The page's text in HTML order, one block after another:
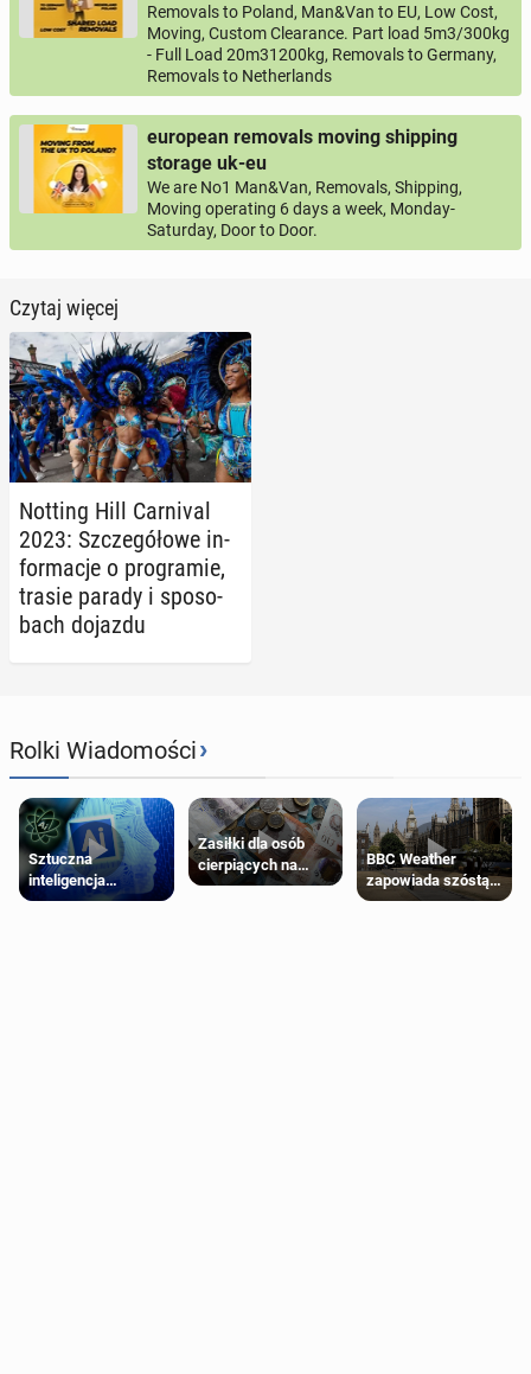
Removals to Poland, Man&Van to EU, Low Cost,
Moving, Custom Clearance. Part load 5m3/300kg
- Full Load 20m31200kg, Removals to Germany,
Removals to Netherlands
european removals moving shipping
storage uk-eu
We are No1 Man&Van, Removals, Shipping,
Moving operating 6 days a week, Monday-
Saturday, Door to Door.
Czytaj więcej
Notting Hill Car­ni­val
2023: Szcze­gó­ło­we in­
for­ma­cje o pro­gra­mie,
trasie parady i spo­so­
bach dojazdu
Rolki Wiadomości›
Sztuczna
inteligencja
próbowała oszukać
Zasiłki dla osób
cierpiących na
schorzenia
BBC Weather
zapowiada szóstą
falę upałów w